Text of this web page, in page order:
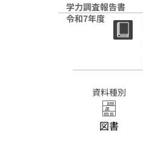
学力調査報告書
令和7年度
資料種別
図書